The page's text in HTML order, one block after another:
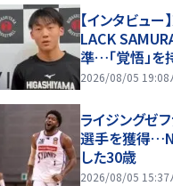
【インタビュー
LACK
準…「覚悟」
の舞台
2026/08/05 19:08
ライジングゼ
選手を獲得
した30歳
2026/08/05 15:37